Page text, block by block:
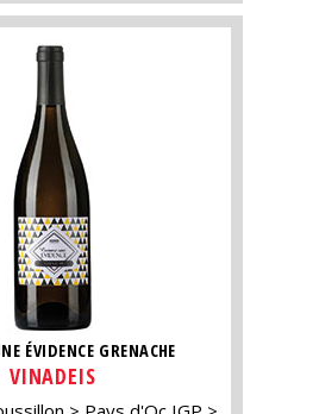
ÉVIDENCE GRENACHE
VINADEIS